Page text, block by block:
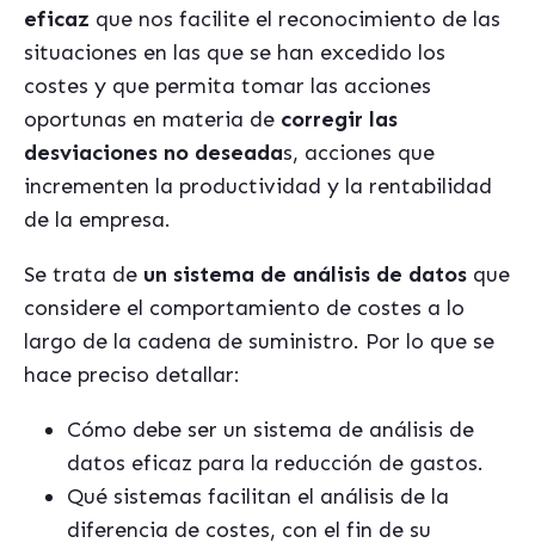
eficaz que nos facilite el reconocimiento de las
situaciones en las que se han excedido los
costes y que permita tomar las acciones
oportunas en materia de corregir las
desviaciones no deseadas, acciones que
incrementen la productividad y la rentabilidad
de la empresa.
Se trata de un sistema de análisis de datos que
considere el comportamiento de costes a lo
largo de la cadena de suministro. Por lo que se
hace preciso detallar:
Cómo debe ser un sistema de análisis de
datos eficaz para la reducción de gastos.
Qué sistemas facilitan el análisis de la
diferencia de costes, con el fin de su